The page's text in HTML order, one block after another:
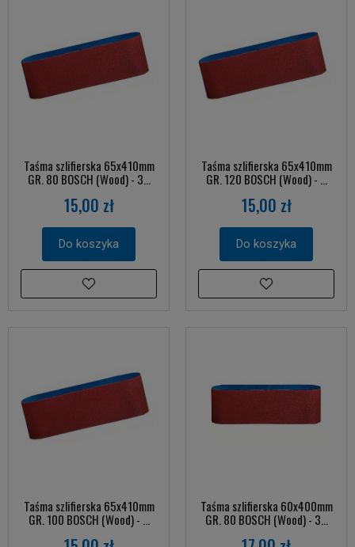
Taśma szlifierska 65x410mm
GR. 80 BOSCH (Wood) - 3...
15,00 zł
Do koszyka
Taśma szlifierska 65x410mm
GR. 120 BOSCH (Wood) - ...
15,00 zł
Do koszyka
Taśma szlifierska 65x410mm
GR. 100 BOSCH (Wood) - ...
Taśma szlifierska 60x400mm
GR. 80 BOSCH (Wood) - 3...